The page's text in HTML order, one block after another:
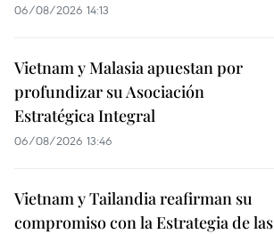
06/08/2026 14:13
Vietnam y Malasia apuestan por
profundizar su Asociación
Estratégica Integral
06/08/2026 13:46
Vietnam y Tailandia reafirman su
compromiso con la Estrategia de las